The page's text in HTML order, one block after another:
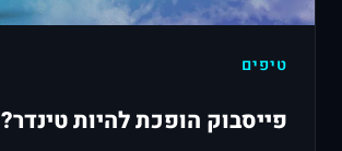
טיפים
פייסבוק הופכת להיות טינדר?